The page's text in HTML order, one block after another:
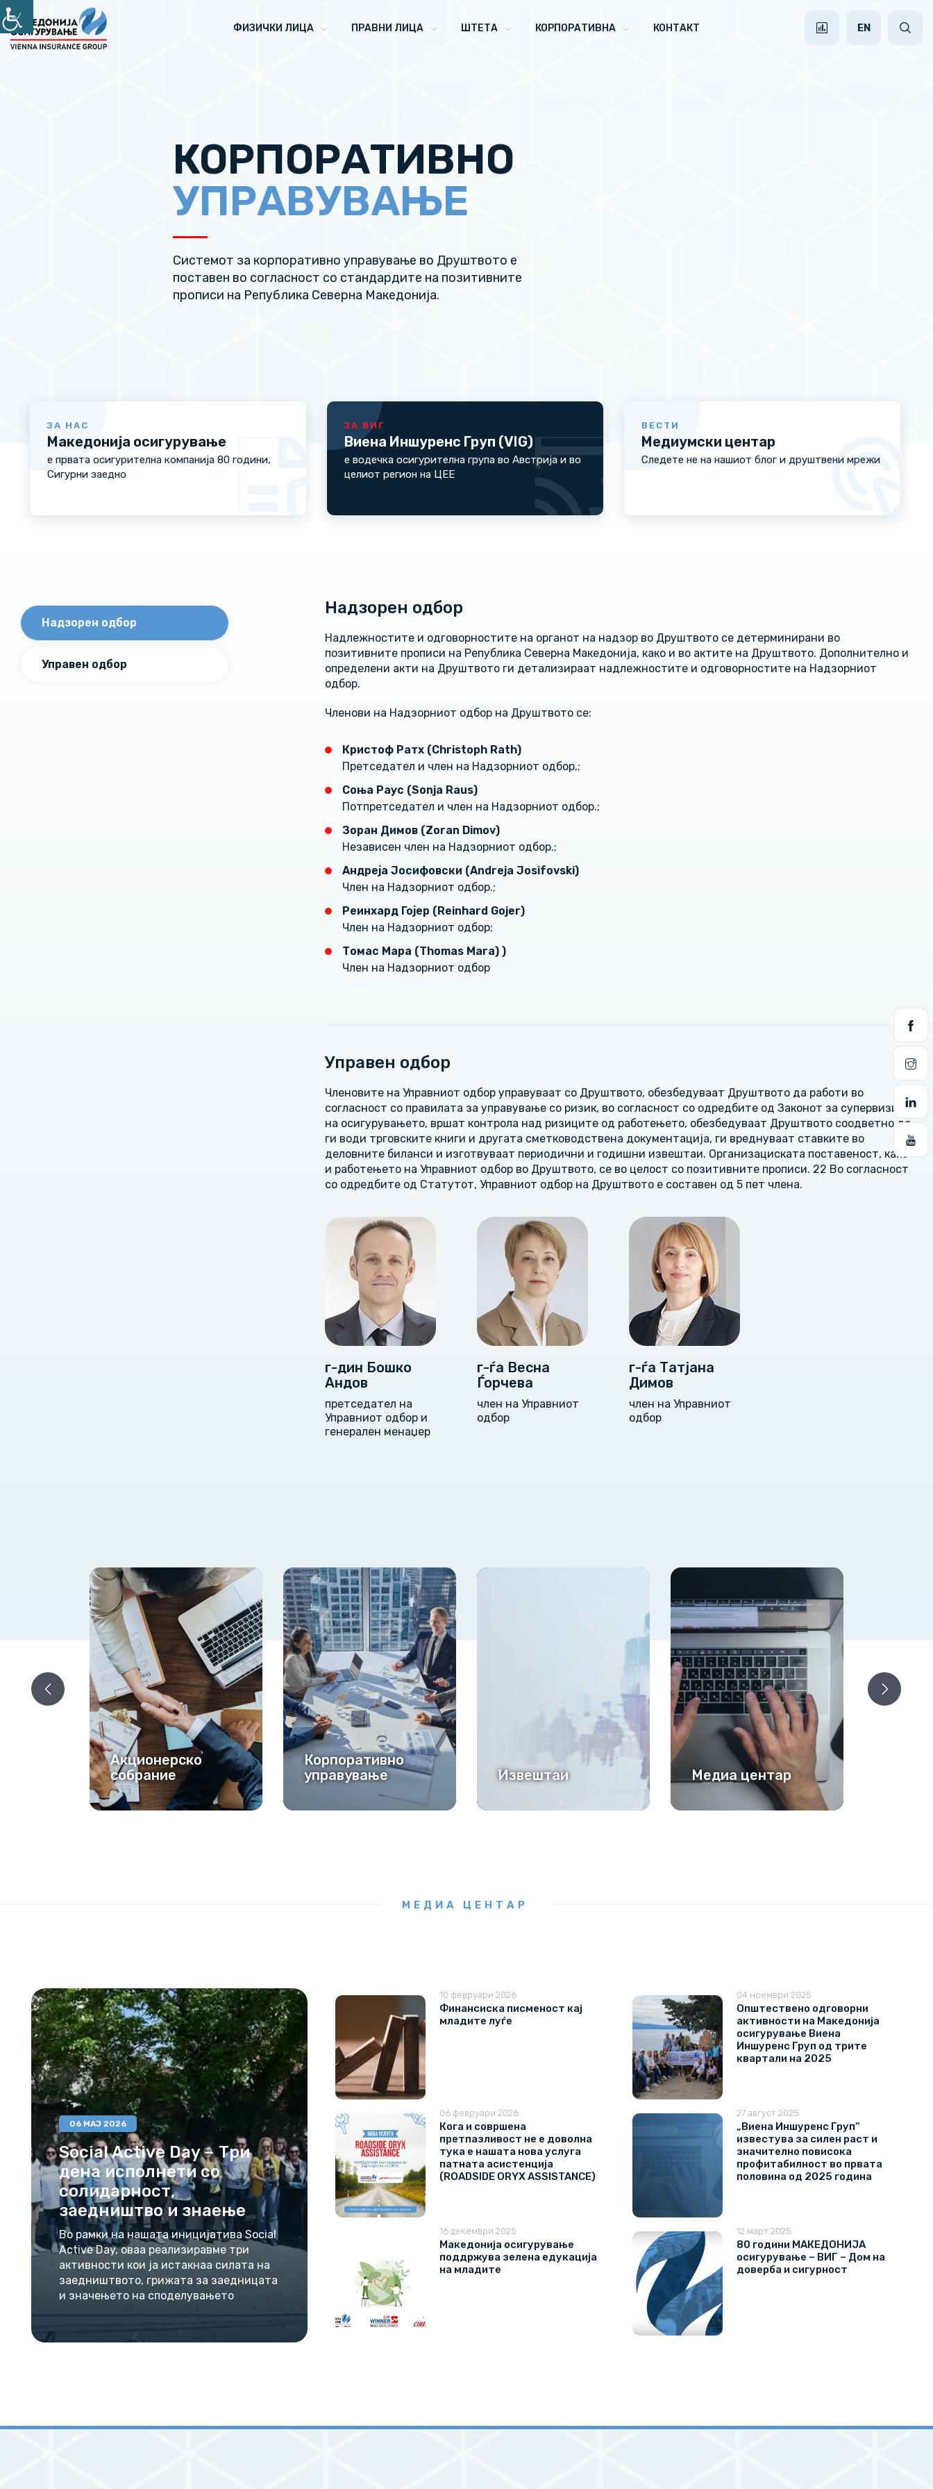
ФИЗИЧКИ ЛИЦА ПРАВНИ ЛИЦА ШТЕТА КОРПОРАТИВНА КОНТАКТ EN
КОРПОРАТИВНО
УПРАВУВАЊЕ
Системот за корпоративно управување во Друштвото е
поставен во согласност со стандардите на позитивните
прописи на Република Северна Македонија.
ЗА НАС
Македонија осигурување
е првата осигурителна компанија 80 години,
Сигурни заедно
ЗА ВИГ
Виена Иншуренс Груп (VIG)
е водечка осигурителна група во Австрија и во
целиот регион на ЦЕЕ
ВЕСТИ
Медиумски центар
Следете не на нашиот блог и друштвени мрежи
Надзорен одбор
Управен одбор
Надзорен одбор
Надлежностите и одговорностите на органот на надзор во Друштвото се детерминирани во
позитивните прописи на Република Северна Македонија, како и во актите на Друштвото. Дополнително и
определени акти на Друштвото ги детализираат надлежностите и одговорностите на Надзорниот
одбор.
Членови на Надзорниот одбор на Друштвото се:
Кристоф Ратх (Christoph Rath)
Претседател и член на Надзорниот одбор.;
Соња Раус (Sonja Raus)
Потпретседател и член на Надзорниот одбор.;
Зоран Димов (Zoran Dimov)
Независен член на Надзорниот одбор.;
Андреја Јосифовски (Andreja Josifovski)
Член на Надзорниот одбор.;
Реинхард Гојер (Reinhard Gojer)
Член на Надзорниот одбор;
Томас Mара (Thomas Mara) )
Член на Надзорниот одбор
Управен одбор
Членовите на Управниот одбор управуваат со Друштвото, обезбедуваат Друштвото да работи во
согласност со правилата за управување со ризик, во согласност со одредбите од Законот за супервизија
на осигурувањето, вршат контрола над ризиците од работењето, обезбедуваат Друштвото соодветно да
ги води трговските книги и другата сметководствена документација, ги вреднуваат ставките во
деловните биланси и изготвуваат периодични и годишни извештаи. Организациската поставеност, како
и работењето на Управниот одбор во Друштвото, се во целост со позитивните прописи. 22 Во согласност
со одредбите од Статутот, Управниот одбор на Друштвото е составен од 5 пет члена.
г-дин Бошко
Андов
претседател на
Управниот одбор и
генерален менаџер
г-ѓа Весна
Ѓорчева
член на Управниот
одбор
г-ѓа Татјана
Димов
член на Управниот
одбор
Акционерско
Корпоративно
управување
Извештаи Медиа центар За нас
МЕДИА ЦЕНТАР
06 МАЈ 2026
Social Active Day – Три
дена исполнети со
солидарност,
заедништво и знаење
Во рамки на нашата иницијатива Social
Active Day, оваа реализиравме три
активности кои ја истакнаа силата на
заедништвото, грижата за заедницата
и значењето на споделувањето
Финансиска писменост кај
младите луѓе
10 февруари 2026
Кога и совршена
претпазливост не е доволна
тука е нашата нова услуга
патната асистенција
(ROADSIDE ORYX ASSISTANCE)
06 февруари 2026
Македонија осигурување
поддржува зелена едукација
на младите
16 декември 2025
Општествено одговорни
активности на Македонија
осигурување Виена
Иншуренс Груп од трите
квартали на 2025
04 ноември 2025
„Виена Иншуренс Груп“
известува за силен раст и
значително повисока
профитабилност во првата
половина од 2025 година
27 август 2025
80 години МАКЕДОНИЈА
осигурување – ВИГ – Дом на
доверба и сигурност
12 март 2025